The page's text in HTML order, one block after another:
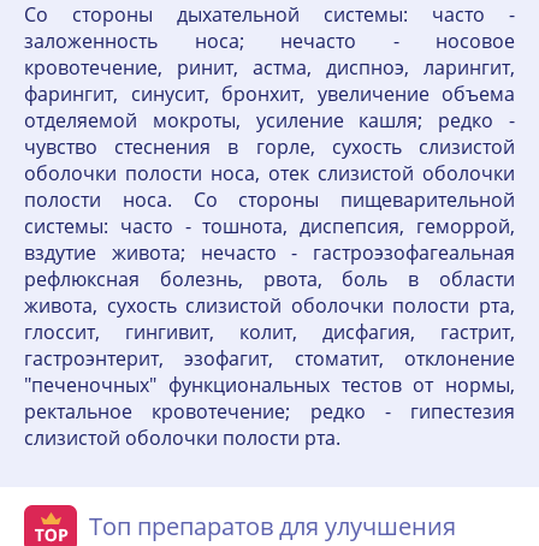
Со стороны дыхательной системы: часто -
заложенность носа; нечасто - носовое
кровотечение, ринит, астма, диспноэ, ларингит,
фарингит, синусит, бронхит, увеличение объема
отделяемой мокроты, усиление кашля; редко -
чувство стеснения в горле, сухость слизистой
оболочки полости носа, отек слизистой оболочки
полости носа. Со стороны пищеварительной
системы: часто - тошнота, диспепсия, геморрой,
вздутие живота; нечасто - гастроэзофагеальная
рефлюксная болезнь, рвота, боль в области
живота, сухость слизистой оболочки полости рта,
глоссит, гингивит, колит, дисфагия, гастрит,
гастроэнтерит, эзофагит, стоматит, отклонение
"печеночных" функциональных тестов от нормы,
ректальное кровотечение; редко - гипестезия
слизистой оболочки полости рта.
Топ препаратов для улучшения